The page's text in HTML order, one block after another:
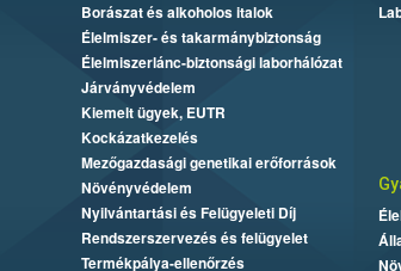
Borászat és alkoholos italok
Élelmiszer- és takarmánybiztonság
Élelmiszerlánc-biztonsági laborhálózat
Járványvédelem
Kiemelt ügyek, EUTR
Kockázatkezelés
Mezőgazdasági genetikai erőforrások
Növényvédelem
Nyilvántartási és Felügyeleti Díj
Rendszerszervezés és felügyelet
Termékpálya-ellenőrzés